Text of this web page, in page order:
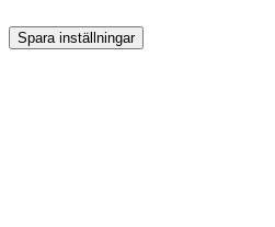
Spara inställningar